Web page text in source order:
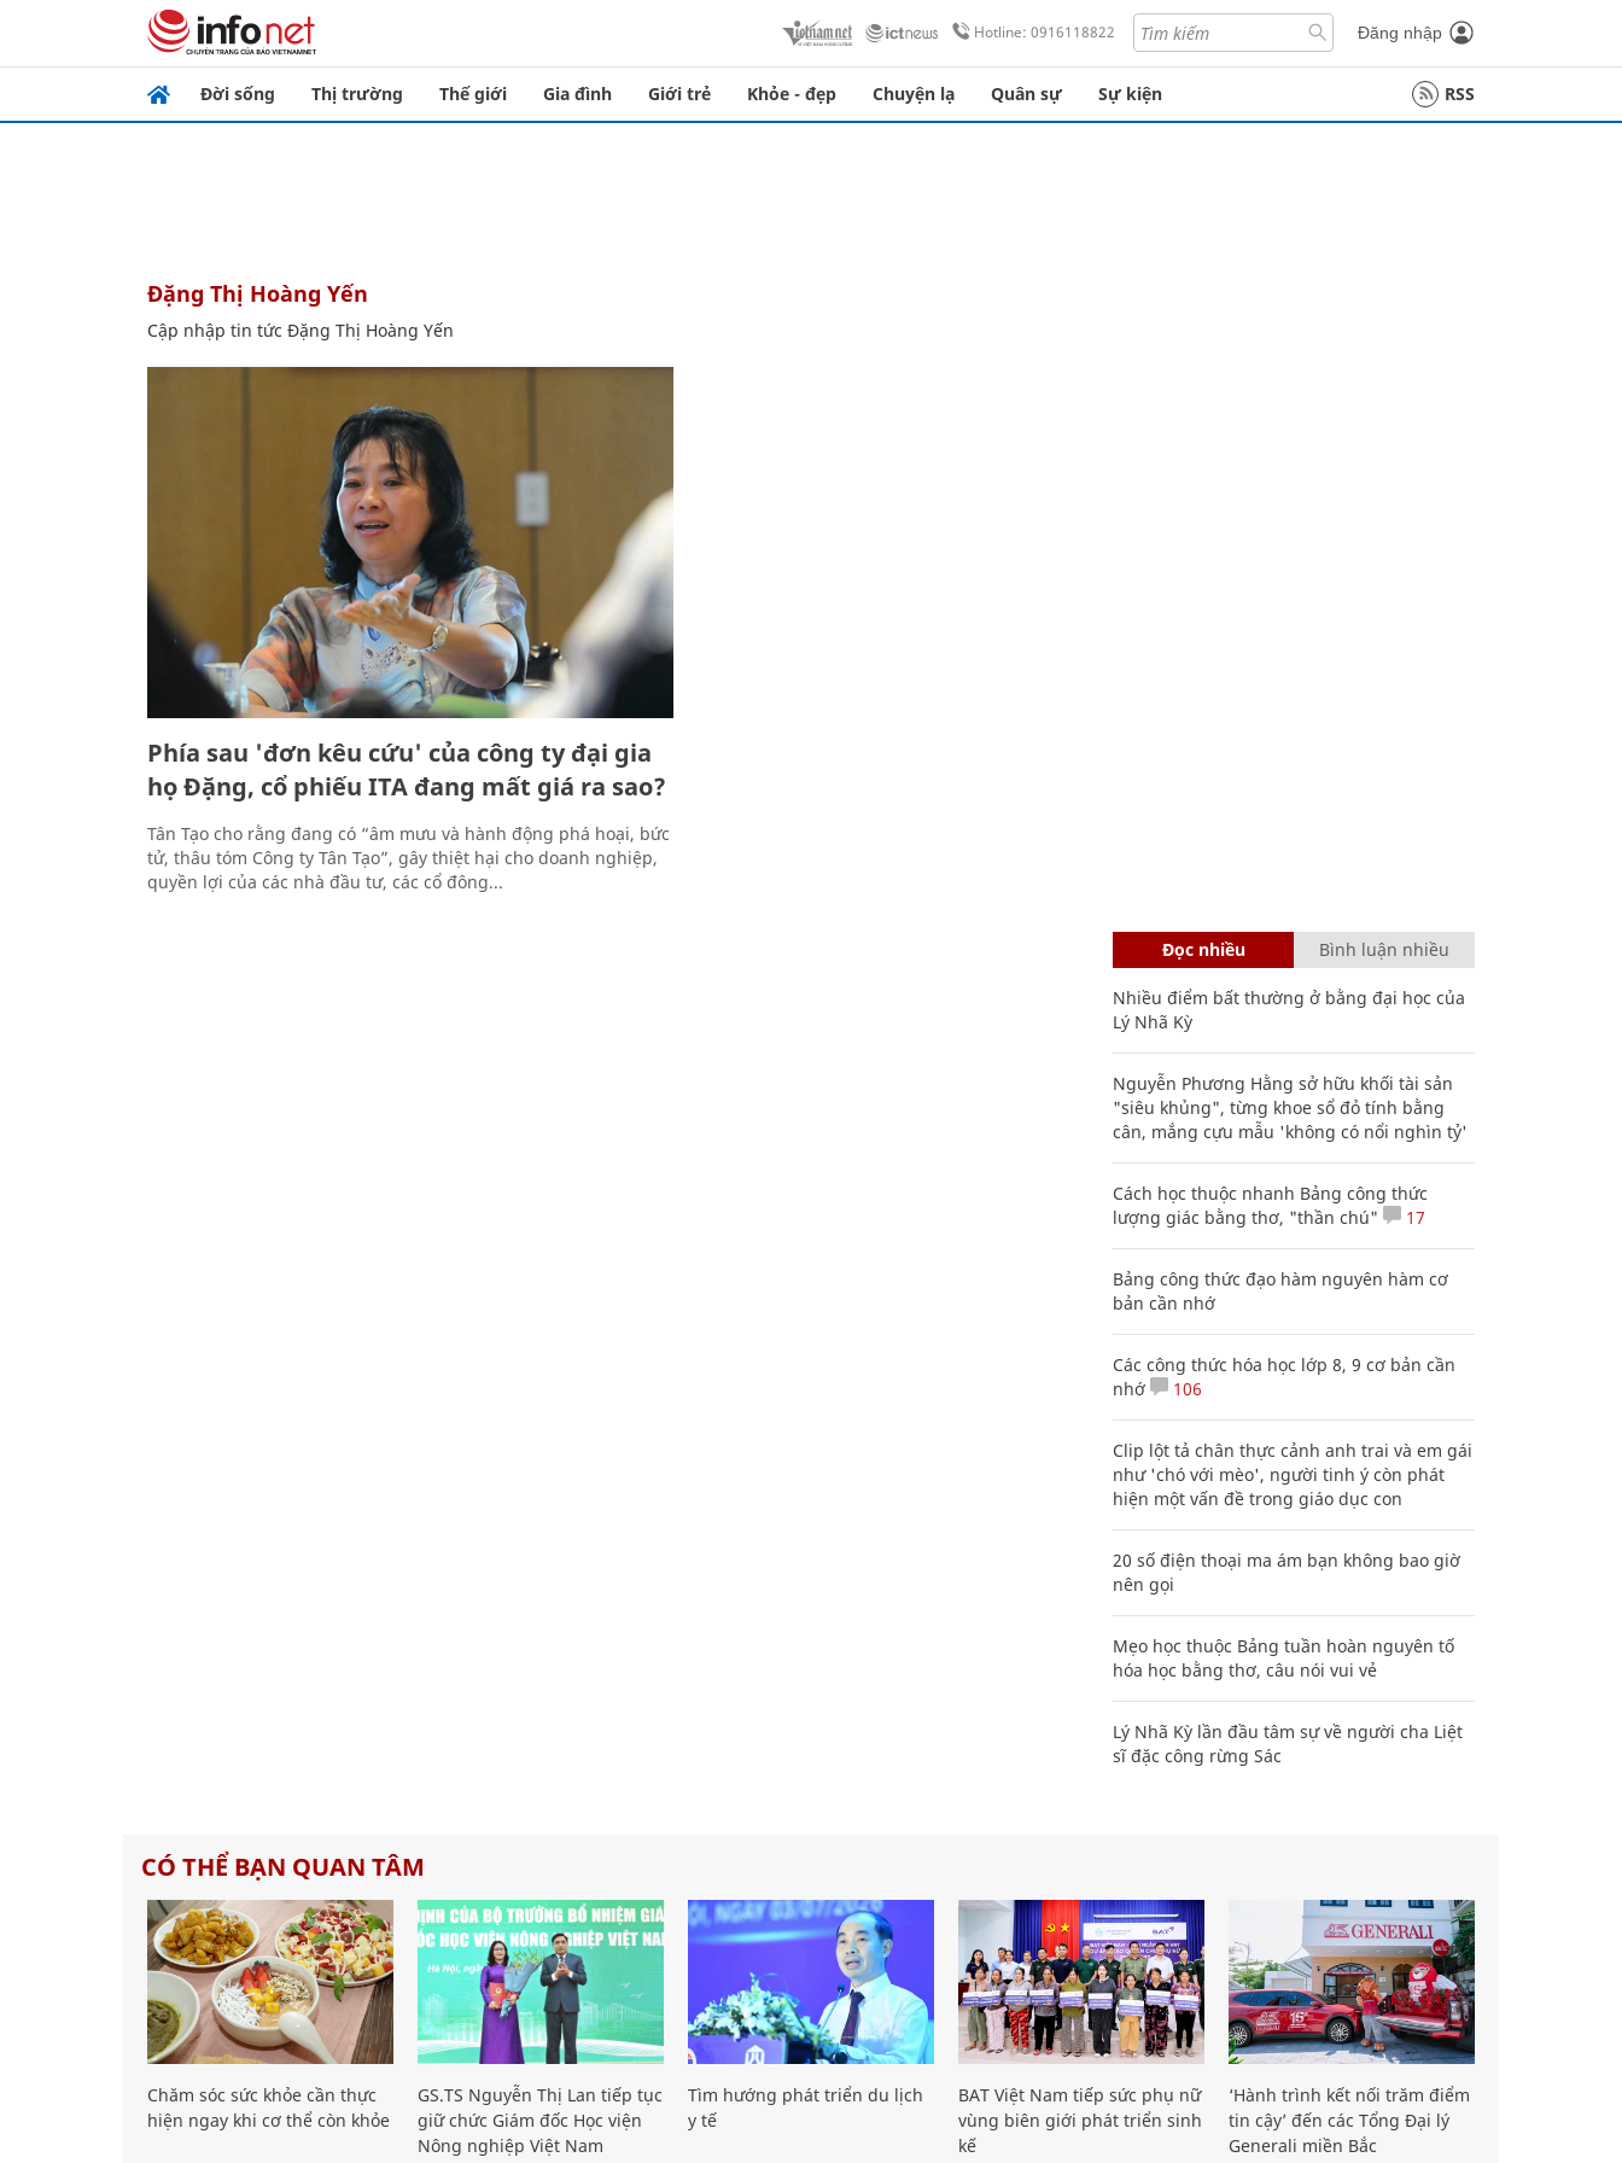
Hotline: 0916118822 Đăng nhập
Đời sống Thị trường Thế giới Gia đình Giới trẻ Khỏe - đẹp Chuyện lạ Quân sự Sự kiện RSS
Đặng Thị Hoàng Yến
Cập nhập tin tức Đặng Thị Hoàng Yến
Phía sau 'đơn kêu cứu' của công ty đại gia
họ Đặng, cổ phiếu ITA đang mất giá ra sao?
Tân Tạo cho rằng đang có “âm mưu và hành động phá hoại, bức
tử, thâu tóm Công ty Tân Tạo”, gây thiệt hại cho doanh nghiệp,
quyền lợi của các nhà đầu tư, các cổ đông...
Đọc nhiều Bình luận nhiều
Nhiều điểm bất thường ở bằng đại học của
Lý Nhã Kỳ
Nguyễn Phương Hằng sở hữu khối tài sản
"siêu khủng", từng khoe sổ đỏ tính bằng
cân, mắng cựu mẫu 'không có nổi nghìn tỷ'
Cách học thuộc nhanh Bảng công thức
lượng giác bằng thơ, "thần chú"
17
Bảng công thức đạo hàm nguyên hàm cơ
bản cần nhớ
Các công thức hóa học lớp 8, 9 cơ bản cần
nhớ
106
Clip lột tả chân thực cảnh anh trai và em gái
như 'chó với mèo', người tinh ý còn phát
hiện một vấn đề trong giáo dục con
20 số điện thoại ma ám bạn không bao giờ
nên gọi
Mẹo học thuộc Bảng tuần hoàn nguyên tố
hóa học bằng thơ, câu nói vui vẻ
Lý Nhã Kỳ lần đầu tâm sự về người cha Liệt
sĩ đặc công rừng Sác
CÓ THỂ BẠN QUAN TÂM
Chăm sóc sức khỏe cần thực
hiện ngay khi cơ thể còn khỏe
GS.TS Nguyễn Thị Lan tiếp tục
giữ chức Giám đốc Học viện
Nông nghiệp Việt Nam
Tìm hướng phát triển du lịch
y tế
BAT Việt Nam tiếp sức phụ nữ
vùng biên giới phát triển sinh
kế
‘Hành trình kết nối trăm điểm
tin cậy’ đến các Tổng Đại lý
Generali miền Bắc